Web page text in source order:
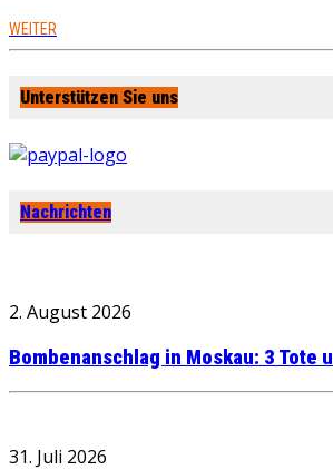
WEITER
Unterstützen Sie uns
Nachrichten
2. August 2026
Bombenanschlag in Moskau: 3 Tote
31. Juli 2026